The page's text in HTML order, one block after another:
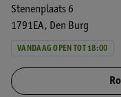
Stenenplaats 6
1791EA
Den Burg
VANDAAG OPEN TOT 18:00